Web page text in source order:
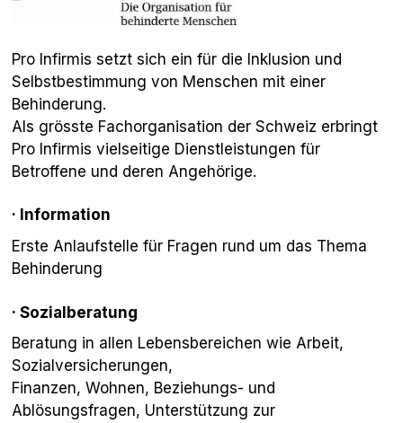
Pro Infirmis setzt sich ein für die Inklusion und
Selbstbestimmung von Menschen mit einer
Behinderung.
Als grösste Fachorganisation der Schweiz erbringt
Pro Infirmis vielseitige Dienstleistungen für
Betroffene und deren Angehörige.
· Information
Erste Anlaufstelle für Fragen rund um das Thema
Behinderung
·Sozialberatung
Beratung in allen Lebensbereichen wie Arbeit,
Sozialversicherungen,
Finanzen, Wohnen, Beziehungs- und
Ablösungsfragen, Unterstützung zur